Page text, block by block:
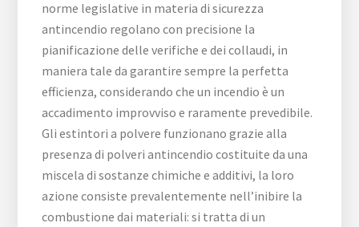
norme legislative in materia di sicurezza
antincendio regolano con precisione la
pianificazione delle verifiche e dei collaudi, in
maniera tale da garantire sempre la perfetta
efficienza, considerando che un incendio è un
accadimento improvviso e raramente prevedibile.
Gli estintori a polvere funzionano grazie alla
presenza di polveri antincendio costituite da una
miscela di sostanze chimiche e additivi, la loro
azione consiste prevalentemente nell’inibire la
combustione dai materiali: si tratta di un